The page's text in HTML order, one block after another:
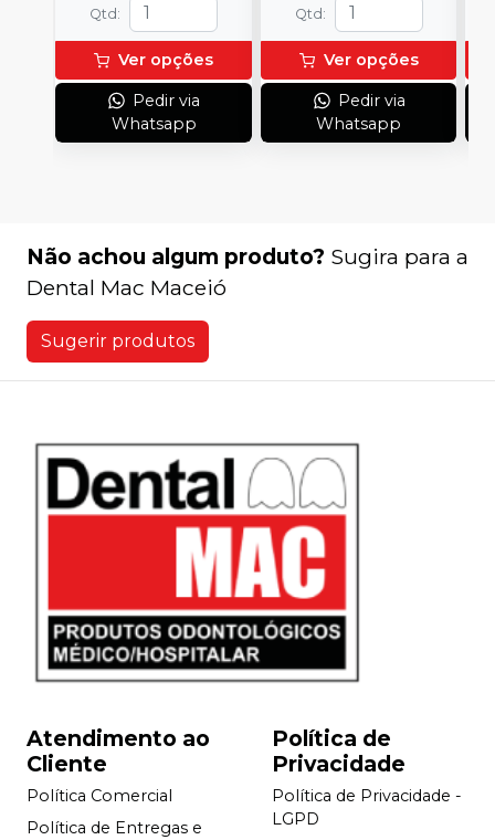
Qtd :
Ver opções
Pedir via
Whatsapp
Qtd :
Ver opções
Pedir via
Whatsapp
Não achou algum produto? Sugira para a
Dental Mac Maceió
Sugerir produtos
Atendimento ao
Cliente
Política Comercial
Política de Entregas e
Política de
Privacidade
Política de Privacidade -
LGPD